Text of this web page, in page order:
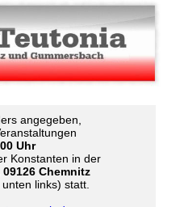
angegeben,
Uhr
Konstanten in der
Chemnitz
links) statt.